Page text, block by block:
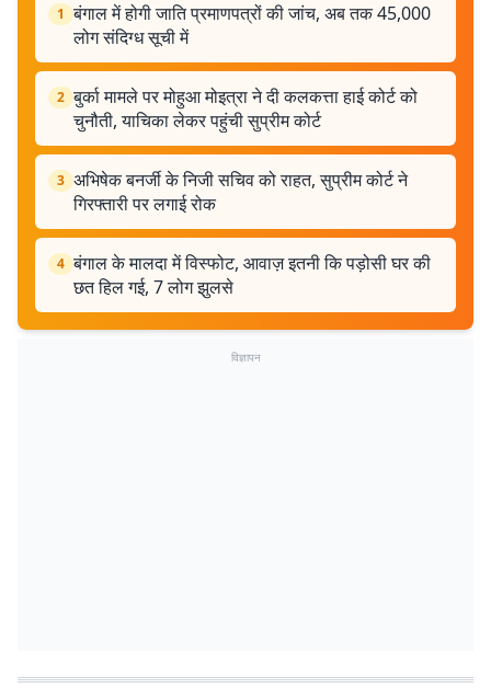
1 बंगाल में होगी जाति प्रमाणपत्रों की जांच, अब तक 45,000
लोग संदिग्ध सूची में
2 बुर्का मामले पर मोहुआ मोइत्रा ने दी कलकत्ता हाई कोर्ट को
चुनौती, याचिका लेकर पहुंची सुप्रीम कोर्ट
3 अभिषेक बनर्जी के निजी सचिव को राहत, सुप्रीम कोर्ट ने
गिरफ्तारी पर लगाई रोक
4 बंगाल के मालदा में विस्फोट, आवाज़ इतनी कि पड़ोसी घर की
छत हिल गई, 7 लोग झुलसे
विज्ञापन